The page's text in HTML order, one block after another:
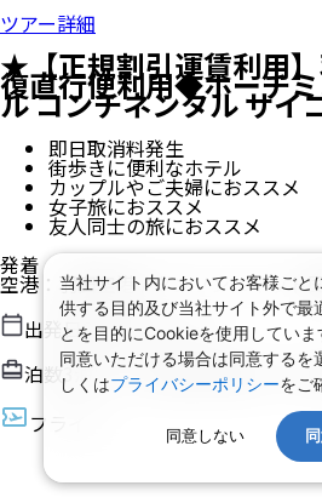
ツアー詳細
★【正規割引運賃利用
復直行便利用◆ホーチ
ル コンチネンタル サイ
即日取消料発生
街歩きに便利なホテル
カップルやご夫婦におススメ
女子旅におススメ
友人同士の旅におススメ
発着
空港 ： 羽田空港/タンソンニャット
出発日2026/8/15（土）
泊数3泊5日（現地滞在時間： 3日
フライト
当社サイト内においてお客様ごと
供する目的及び当社サイト外で最
とを目的にCookieを使用してい
同意いただける場合は同意するを
しくはプライバシーポリシーをご
同意しない